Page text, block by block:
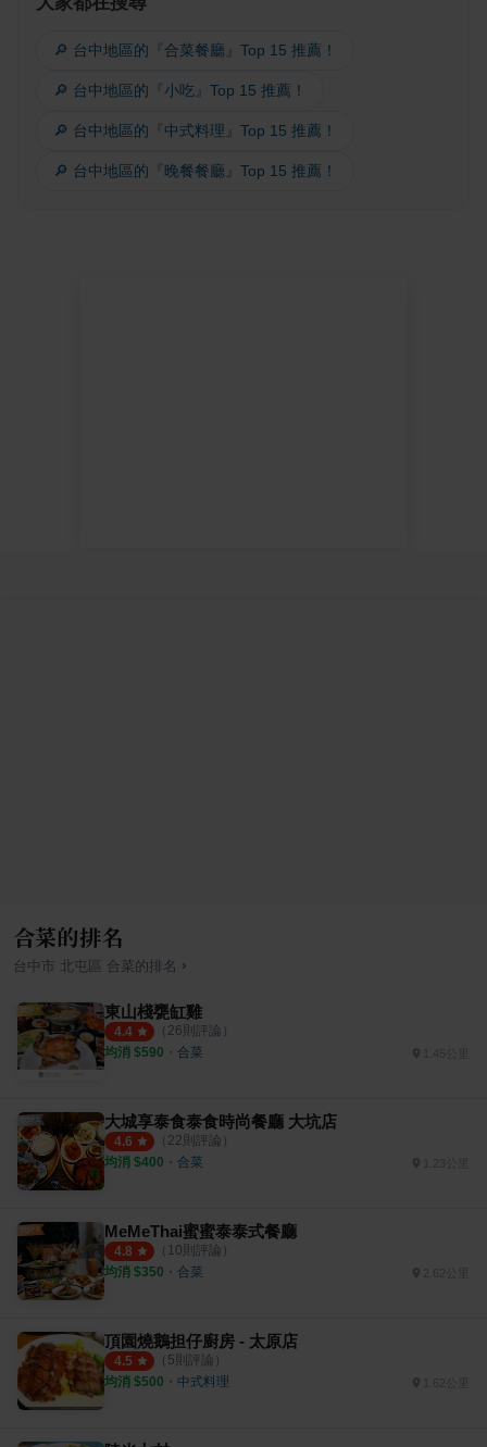
🔎 台中地區的『合菜餐廳』Top 15 推薦！
🔎 台中地區的『小吃』Top 15 推薦！
🔎 台中地區的『中式料理』Top 15 推薦！
🔎 台中地區的『晚餐餐廳』Top 15 推薦！
合菜的排名
台中市 北屯區 合菜 的排名 ›
東山棧甕缸雞
4.4 （ 26則評論）
均消 $590 ・ 合菜 1.45公里
大城享泰食泰食時尚餐廳 大坑店
4.6 （ 22則評論）
均消 $400 ・ 合菜
MeMeThai蜜蜜泰泰式餐廳
4.8 （ 10則評論）
均消 $350 ・ 合菜
頂園燒鵝担仔廚房 - 太原店
4.5 （ 5則評論）
均消 $500 ・ 中式料理